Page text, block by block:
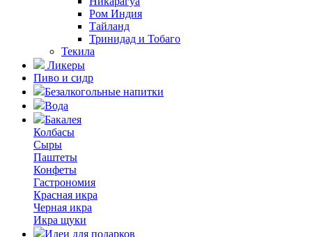
Ром Индия
Тайланд
Тринидад и Тобаго
Текила
Ликеры
Пиво и сидр
Безалкогольные напитки
Вода
Бакалея
Колбасы
Сыры
Паштеты
Конфеты
Гастрономия
Красная икра
Черная икра
Икра щуки
Идеи для подарков